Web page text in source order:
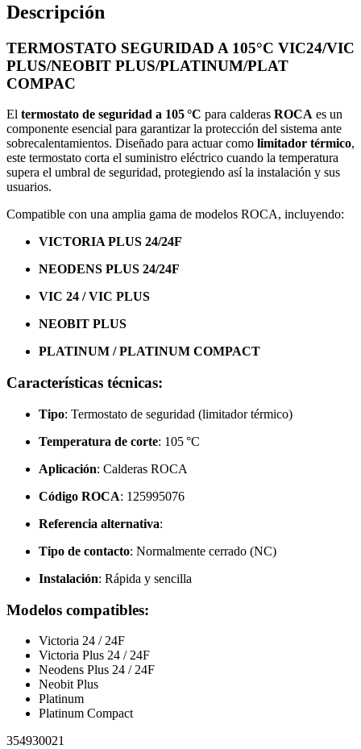
Descripción
TERMOSTATO SEGURIDAD A 105°C VIC24/VIC
PLUS/NEOBIT PLUS/PLATINUM/PLAT
COMPAC
El termostato de seguridad a 105 °C para calderas ROCA es un
componente esencial para garantizar la protección del sistema ante
sobrecalentamientos. Diseñado para actuar como limitador térmico,
este termostato corta el suministro eléctrico cuando la temperatura
supera el umbral de seguridad, protegiendo así la instalación y sus
usuarios.
Compatible con una amplia gama de modelos ROCA, incluyendo:
VICTORIA PLUS 24/24F
NEODENS PLUS 24/24F
VIC 24 / VIC PLUS
NEOBIT PLUS
PLATINUM / PLATINUM COMPACT
Características técnicas:
Tipo: Termostato de seguridad (limitador térmico)
Temperatura de corte: 105 °C
Aplicación: Calderas ROCA
Código ROCA: 125995076
Referencia alternativa:
Tipo de contacto: Normalmente cerrado (NC)
Instalación: Rápida y sencilla
Modelos compatibles:
Victoria 24 / 24F
Victoria Plus 24 / 24F
Neodens Plus 24 / 24F
Neobit Plus
Platinum
Platinum Compact
354930021